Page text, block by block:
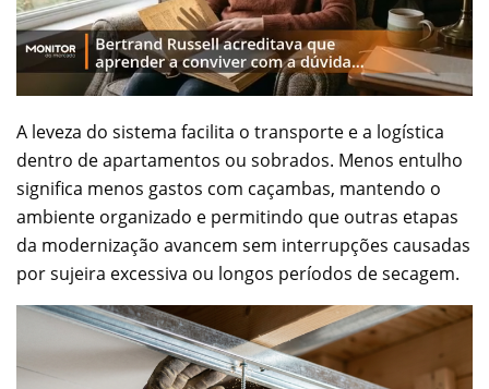
A leveza do sistema facilita o transporte e a logística
dentro de apartamentos ou sobrados. Menos entulho
significa menos gastos com caçambas, mantendo o
ambiente organizado e permitindo que outras etapas
da modernização avancem sem interrupções causadas
por sujeira excessiva ou longos períodos de secagem.